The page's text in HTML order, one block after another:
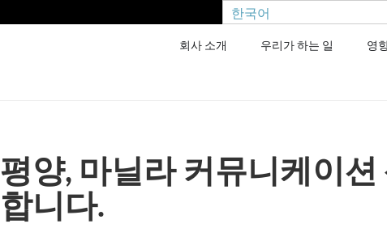
한국어
회사 소개 우리가 하는 일 영
양, 마닐라 커뮤니케이션
니다.